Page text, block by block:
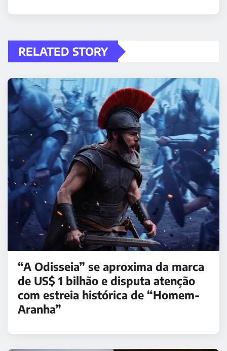
RELATED STORY
“A Odisseia” se aproxima da marca
de US$ 1 bilhão e disputa atenção
com estreia histórica de “Homem-
Aranha”